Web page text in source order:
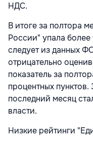
НДС.
В итоге за полтора
России" упала более
следует из данных
отрицательно
показатель за
процентных
последний месяц
власти.
Низкие рейтинги